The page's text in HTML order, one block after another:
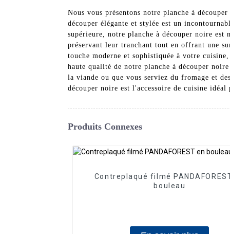
Nous vous présentons notre planche à
découper élégante et stylée est un
supérieure, notre planche à découper noire est
préservant leur tranchant tout en offrant une
touche moderne et sophistiquée à votre
haute qualité de notre planche à découper
la viande ou que vous serviez du fromage et
découper noire est l'accessoire de cuisine idéal
Produits Connexes
Contreplaqué filmé
bouleau